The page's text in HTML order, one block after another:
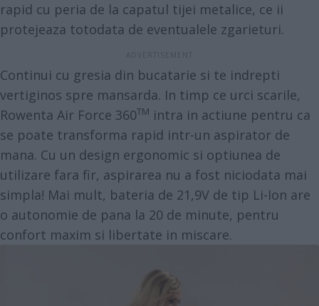
rapid cu peria de la capatul tijei metalice, ce ii
protejeaza totodata de eventualele zgarieturi.
Continui cu gresia din bucatarie si te indrepti
vertiginos spre mansarda. In timp ce urci scarile,
Rowenta Air Force 360TM intra in actiune pentru ca
se poate transforma rapid intr-un aspirator de
mana. Cu un design ergonomic si optiunea de
utilizare fara fir, aspirarea nu a fost niciodata mai
simpla! Mai mult, bateria de 21,9V de tip Li-Ion are
o autonomie de pana la 20 de minute, pentru
confort maxim si libertate in miscare.